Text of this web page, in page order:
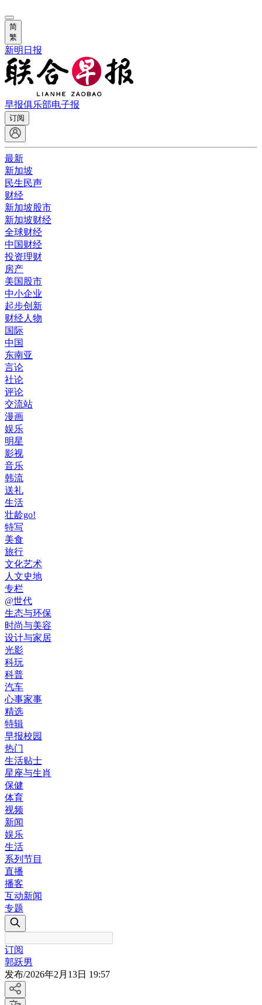
简
繁
新明日报
早报俱乐部电子报
订阅
最新
新加坡
民生民声
财经
新加坡股市
新加坡财经
全球财经
中国财经
投资理财
房产
美国股市
中小企业
起步创新
财经人物
国际
中国
东南亚
言论
社论
评论
交流站
漫画
娱乐
明星
影视
音乐
韩流
送礼
生活
壮龄go!
特写
美食
旅行
文化艺术
人文史地
专栏
@世代
生态与环保
时尚与美容
设计与家居
光影
科玩
科普
汽车
心事家事
精选
特辑
早报校园
热门
生活贴士
星座与生肖
保健
体育
视频
新闻
娱乐
生活
系列节目
直播
播客
互动新闻
专题
订阅
郭跃男
发布/2026年2月13日 19:57